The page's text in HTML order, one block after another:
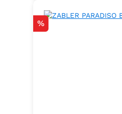
Rabatt
%